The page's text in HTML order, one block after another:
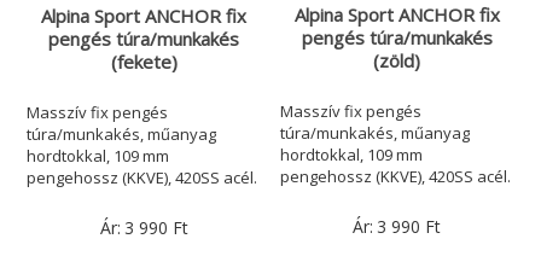
Alpina Sport ANCHOR fix
pengés túra/munkakés
(fekete)
Masszív fix pengés
túra/munkakés, műanyag
hordtokkal, 109 mm
pengehossz (KKVE), 420SS acél.
Ár: 3 990 Ft
Alpina Sport ANCHOR fix
pengés túra/munkakés
(zöld)
Masszív fix pengés
túra/munkakés, műanyag
hordtokkal, 109 mm
pengehossz (KKVE), 420SS acél.
Ár: 3 990 Ft